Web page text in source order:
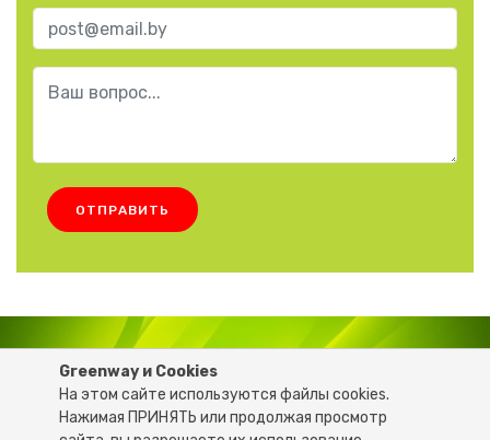
ОТПРАВИТЬ
+375 296206681
Greenway и Cookies
На этом сайте используются файлы cookies.
Нажимая ПРИНЯТЬ или продолжая просмотр